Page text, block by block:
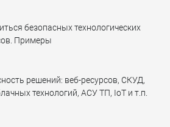
безопасных технологических
Примеры
решений: веб-ресурсов, СКУД,
технологий, АСУ ТП, IoT и т.п.